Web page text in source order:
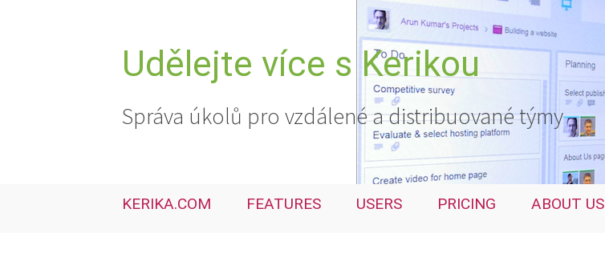
Udělejte více s Kerikou
Správa úkolů pro vzdálené a distribuované týmy
KERIKA.COM FEATURES USERS PRICING ABOUT US